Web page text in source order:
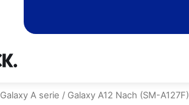
Galaxy A serie / Galaxy A12 Nach (SM-A127F)